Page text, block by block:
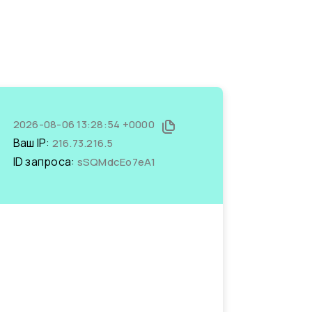
2026-08-06 13:28:54 +0000
Ваш IP: 216.73.216.5
ID запроса: sSQMdcEo7eA1